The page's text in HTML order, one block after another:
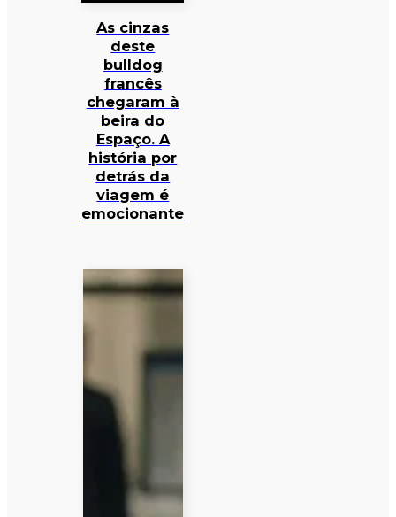
As cinzas
deste
bulldog
francês
chegaram à
beira do
Espaço. A
história por
detrás da
viagem é
emocionante